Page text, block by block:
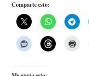
Comparte esto: